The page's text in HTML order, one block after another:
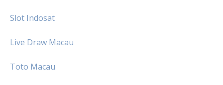
Slot Indosat
Live Draw Macau
Toto Macau